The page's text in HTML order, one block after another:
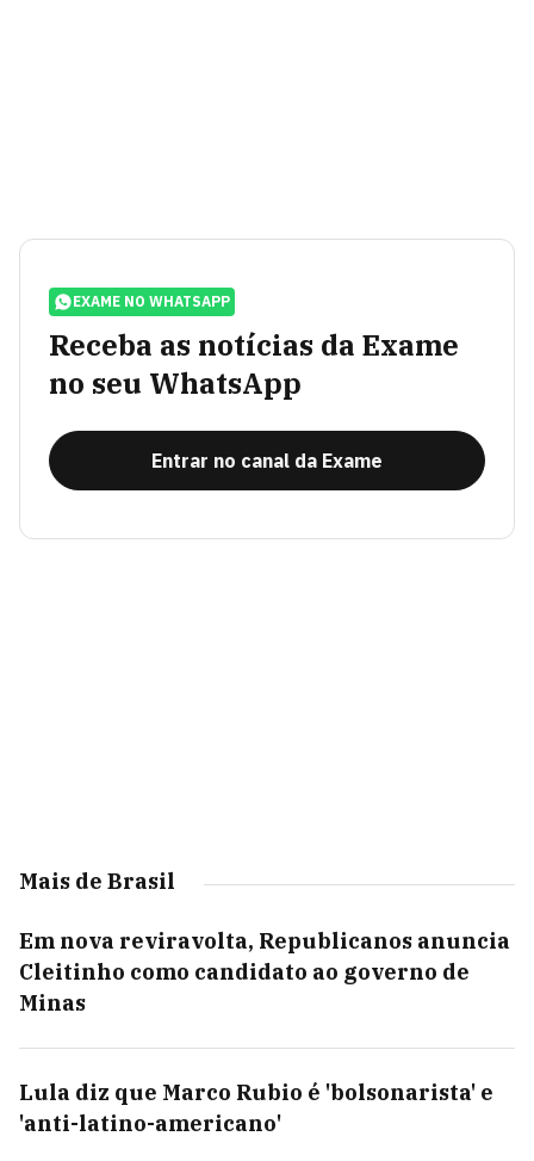
EXAME NO WHATSAPP
Receba as notícias da Exame
no seu WhatsApp
Entrar no canal da Exame
Mais de Brasil
Em nova reviravolta, Republicanos anuncia
Cleitinho como candidato ao governo de
Minas
Lula diz que Marco Rubio é 'bolsonarista' e
'anti-latino-americano'